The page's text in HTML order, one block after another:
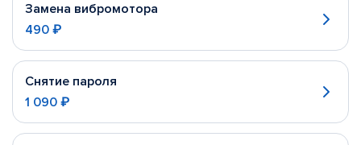
Замена вибромотора
490 ₽
Снятие пароля
1 090 ₽